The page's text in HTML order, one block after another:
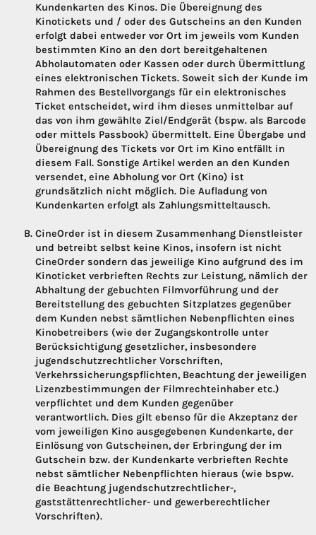
Kundenkarten des Kinos. Die Übereignung des
Kinotickets und / oder des Gutscheins an den Kunden
erfolgt dabei entweder vor Ort im jeweils vom Kunden
bestimmten Kino an den dort bereitgehaltenen
Abholautomaten oder Kassen oder durch Übermittlung
eines elektronischen Tickets. Soweit sich der Kunde im
Rahmen des Bestellvorgangs für ein elektronisches
Ticket entscheidet, wird ihm dieses unmittelbar auf
das von ihm gewählte Ziel/Endgerät (bspw. als Barcode
oder mittels Passbook) übermittelt. Eine Übergabe und
Übereignung des Tickets vor Ort im Kino entfällt in
diesem Fall. Sonstige Artikel werden an den Kunden
versendet, eine Abholung vor Ort (Kino) ist
grundsätzlich nicht möglich. Die Aufladung von
Kundenkarten erfolgt als Zahlungsmitteltausch.
CineOrder ist in diesem Zusammenhang Dienstleister
und betreibt selbst keine Kinos, insofern ist nicht
CineOrder sondern das jeweilige Kino aufgrund des im
Kinoticket verbrieften Rechts zur Leistung, nämlich der
Abhaltung der gebuchten Filmvorführung und der
Bereitstellung des gebuchten Sitzplatzes gegenüber
dem Kunden nebst sämtlichen Nebenpflichten eines
Kinobetreibers (wie der Zugangskontrolle unter
Berücksichtigung gesetzlicher, insbesondere
jugendschutzrechtlicher Vorschriften,
Verkehrssicherungspflichten, Beachtung der jeweiligen
Lizenzbestimmungen der Filmrechteinhaber etc.)
verpflichtet und dem Kunden gegenüber
verantwortlich. Dies gilt ebenso für die Akzeptanz der
vom jeweiligen Kino ausgegebenen Kundenkarte, der
Einlösung von Gutscheinen, der Erbringung der im
Gutschein bzw. der Kundenkarte verbrieften Rechte
nebst sämtlicher Nebenpflichten hieraus (wie bspw.
die Beachtung jugendschutzrechtlicher-,
gaststättenrechtlicher- und gewerberechtlicher
Vorschriften).